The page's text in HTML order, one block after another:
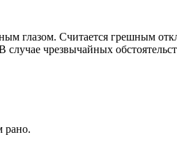
глазом. Считается грешным
чрезвычайных
рано.